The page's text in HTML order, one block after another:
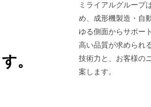
。
ミライアルグループ
め、成形機製造・自
ゆる側面からサポー
高い品質が求められ
技術力と、お客様の
案します。